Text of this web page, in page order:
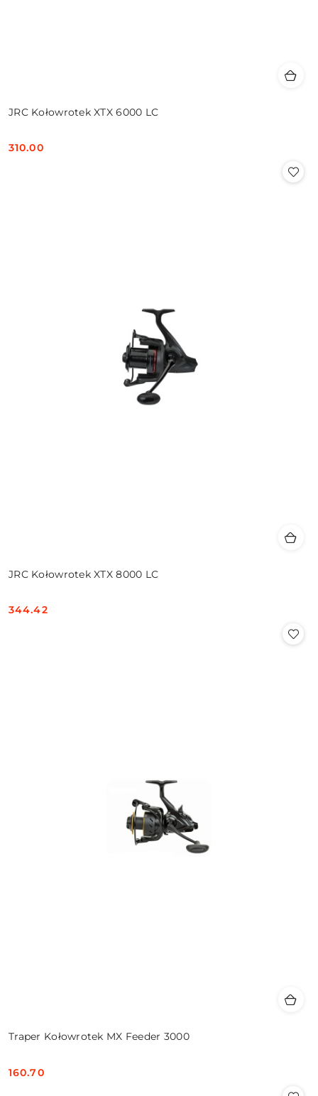
JRC Kołowrotek XTX 6000 LC
Cena:
310.00
JRC Kołowrotek XTX 8000 LC
Cena:
344.42
Traper Kołowrotek MX Feeder 3000
Cena:
160.70